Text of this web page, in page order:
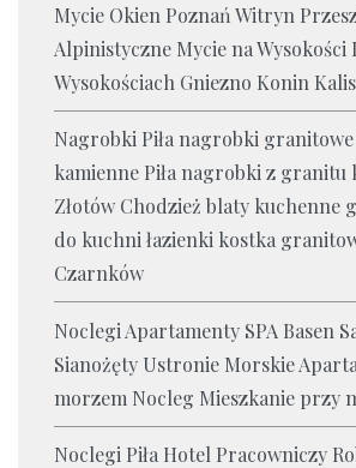
Mycie Okien Poznań Witryn
Alpinistyczne Mycie na Wysokości
Wysokościach Gniezno Konin
Nagrobki Piła nagrobki
kamienne Piła nagrobki z granitu
Złotów Chodzież blaty kuchenne
do kuchni łazienki kostka
Czarnków
Noclegi Apartamenty SPA Basen
Sianożęty Ustronie Morskie
morzem Nocleg Mieszkanie przy
Noclegi Piła Hotel Pracowniczy